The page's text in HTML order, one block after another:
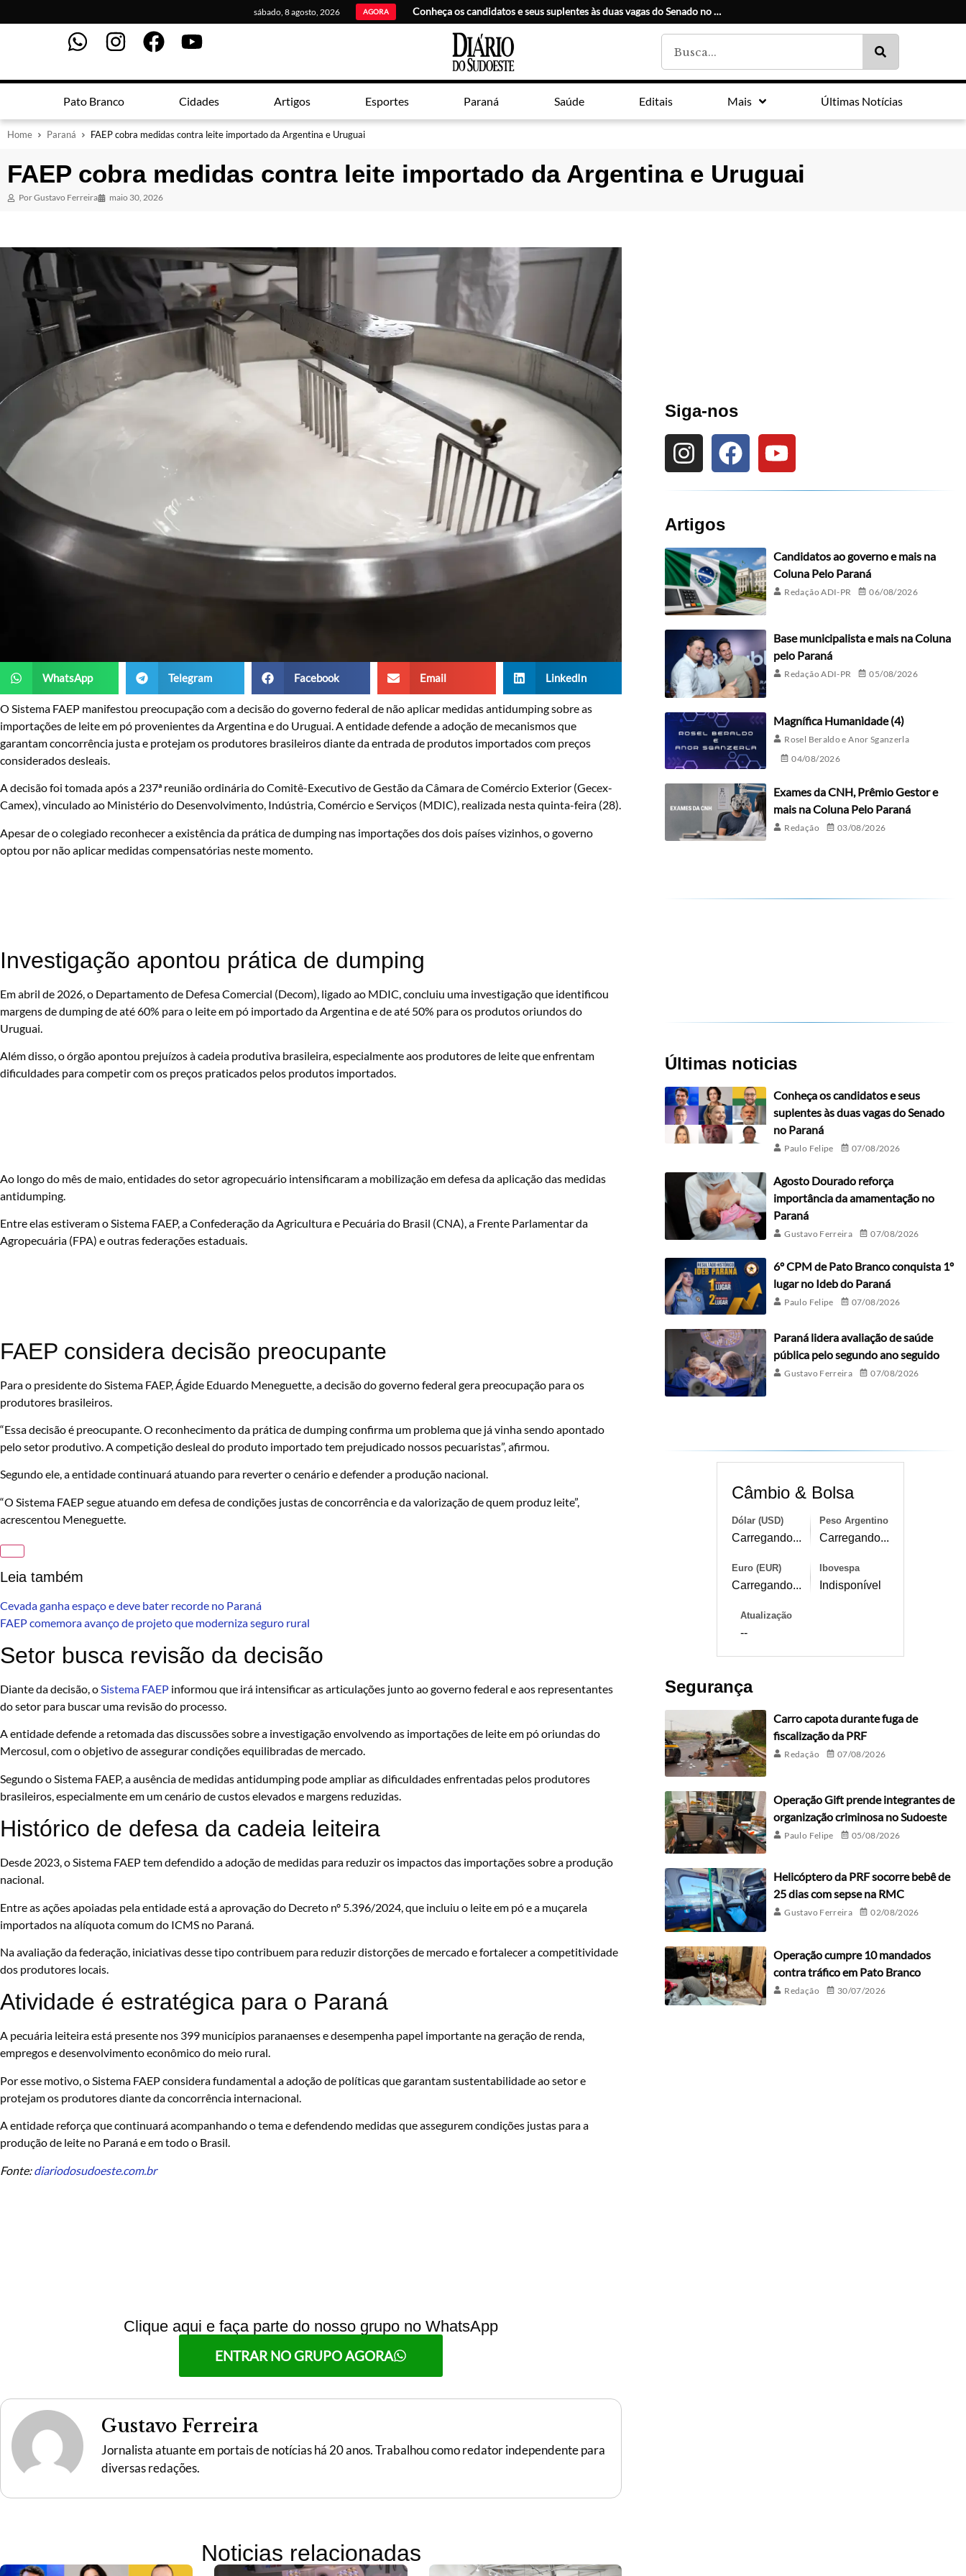
sábado, 8 agosto, 2026 AGORA Conheça os candidatos e seus suplentes às duas vagas do Senado no Paraná
Pato Branco Cidades Artigos Esportes Paraná Saúde Editais Mais Últimas Notícias
Home Paraná FAEP cobra medidas contra leite importado da Argentina e Uruguai
FAEP cobra medidas contra leite importado da Argentina e Uruguai
PorGustavo Ferreira maio 30, 2026
WhatsApp Telegram Facebook Email LinkedIn
O Sistema FAEP manifestou preocupação com a decisão do governo federal de não aplicar medidas antidumping sobre as
importações de leite em pó provenientes da Argentina e do Uruguai. A entidade defende a adoção de mecanismos que
garantam concorrência justa e protejam os produtores brasileiros diante da entrada de produtos importados com preços
considerados desleais.
A decisão foi tomada após a 237ª reunião ordinária do Comitê-Executivo de Gestão da Câmara de Comércio Exterior (Gecex-
Camex), vinculado ao Ministério do Desenvolvimento, Indústria, Comércio e Serviços (MDIC), realizada nesta quinta-feira (28).
Apesar de o colegiado reconhecer a existência da prática de dumping nas importações dos dois países vizinhos, o governo
optou por não aplicar medidas compensatórias neste momento.
Investigação apontou prática de dumping
Em abril de 2026, o Departamento de Defesa Comercial (Decom), ligado ao MDIC, concluiu uma investigação que identificou
margens de dumping de até 60% para o leite em pó importado da Argentina e de até 50% para os produtos oriundos do
Uruguai.
Além disso, o órgão apontou prejuízos à cadeia produtiva brasileira, especialmente aos produtores de leite que enfrentam
dificuldades para competir com os preços praticados pelos produtos importados.
Ao longo do mês de maio, entidades do setor agropecuário intensificaram a mobilização em defesa da aplicação das medidas
antidumping.
Entre elas estiveram o Sistema FAEP, a Confederação da Agricultura e Pecuária do Brasil (CNA), a Frente Parlamentar da
Agropecuária (FPA) e outras federações estaduais.
FAEP considera decisão preocupante
Para o presidente do Sistema FAEP, Ágide Eduardo Meneguette, a decisão do governo federal gera preocupação para os
produtores brasileiros.
“Essa decisão é preocupante. O reconhecimento da prática de dumping confirma um problema que já vinha sendo apontado
pelo setor produtivo. A competição desleal do produto importado tem prejudicado nossos pecuaristas”, afirmou.
Segundo ele, a entidade continuará atuando para reverter o cenário e defender a produção nacional.
“O Sistema FAEP segue atuando em defesa de condições justas de concorrência e da valorização de quem produz leite”,
acrescentou Meneguette.
Leia também
Cevada ganha espaço e deve bater recorde no Paraná
FAEP comemora avanço de projeto que moderniza seguro rural
Setor busca revisão da decisão
Diante da decisão, oSistema FAEP informou que irá intensificar as articulações junto ao governo federal e aos representantes
do setor para buscar uma revisão do processo.
A entidade defende a retomada das discussões sobre a investigação envolvendo as importações de leite em pó oriundas do
Mercosul, com o objetivo de assegurar condições equilibradas de mercado.
Segundo o Sistema FAEP, a ausência de medidas antidumping pode ampliar as dificuldades enfrentadas pelos produtores
brasileiros, especialmente em um cenário de custos elevados e margens reduzidas.
Histórico de defesa da cadeia leiteira
Desde 2023, o Sistema FAEP tem defendido a adoção de medidas para reduzir os impactos das importações sobre a produção
nacional.
Entre as ações apoiadas pela entidade está a aprovação do Decreto nº 5.396/2024, que incluiu o leite em pó e a muçarela
importados na alíquota comum do ICMS no Paraná.
Na avaliação da federação, iniciativas desse tipo contribuem para reduzir distorções de mercado e fortalecer a competitividade
dos produtores locais.
Atividade é estratégica para o Paraná
A pecuária leiteira está presente nos 399 municípios paranaenses e desempenha papel importante na geração de renda,
empregos e desenvolvimento econômico do meio rural.
Por esse motivo, o Sistema FAEP considera fundamental a adoção de políticas que garantam sustentabilidade ao setor e
protejam os produtores diante da concorrência internacional.
A entidade reforça que continuará acompanhando o tema e defendendo medidas que assegurem condições justas para a
produção de leite no Paraná e em todo o Brasil.
Fonte:diariodosudoeste.com.br
Clique aqui e faça parte do nosso grupo no WhatsApp
ENTRAR NO GRUPO AGORA
Gustavo Ferreira
Jornalista atuante em portais de notícias há 20 anos. Trabalhou como redator independente para
diversas redações.
Noticias relacionadas
Siga-nos
Artigos
Candidatos ao governo e mais na
Coluna Pelo Paraná
Redação ADI-PR 06/08/2026
Base municipalista e mais na Coluna
pelo Paraná
Redação ADI-PR 05/08/2026
Magnífica Humanidade (4)
Rosel Beraldo e Anor Sganzerla
04/08/2026
Exames da CNH, Prêmio Gestor e
mais na Coluna Pelo Paraná
Redação 03/08/2026
Últimas noticias
Conheça os candidatos e seus
suplentes às duas vagas do Senado
no Paraná
Paulo Felipe 07/08/2026
Agosto Dourado reforça
importância da amamentação no
Paraná
Gustavo Ferreira 07/08/2026
6º CPM de Pato Branco conquista 1º
lugar no Ideb do Paraná
Paulo Felipe 07/08/2026
Paraná lidera avaliação de saúde
pública pelo segundo ano seguido
Gustavo Ferreira 07/08/2026
Câmbio & Bolsa
Dólar (USD)
Carregando...
Peso Argentino
Carregando...
Euro (EUR)
Carregando...
Ibovespa
Indisponível
Atualização
--
Segurança
Carro capota durante fuga de
fiscalização da PRF
Redação 07/08/2026
Operação Gift prende integrantes de
organização criminosa no Sudoeste
Paulo Felipe 05/08/2026
Helicóptero da PRF socorre bebê de
25 dias com sepse na RMC
Gustavo Ferreira 02/08/2026
Operação cumpre 10 mandados
contra tráfico em Pato Branco
Redação 30/07/2026